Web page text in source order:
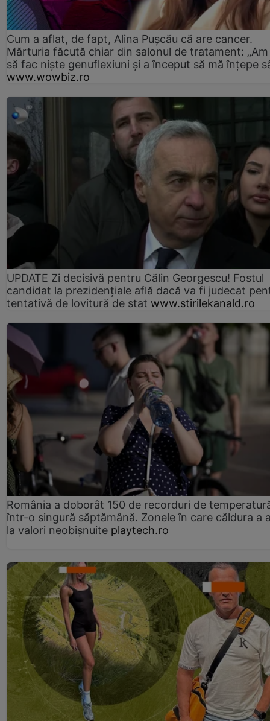
Cum a aflat, de fapt, Alina Pușcău că are cancer.
Mărturia făcută chiar din salonul de tratament:
să fac niște genuflexiuni și a început să mă înțepe
www.wowbiz.ro
UPDATE Zi decisivă pentru Călin Georgescu! Fostul
candidat la prezidențiale află dacă va fi judecat
tentativă de lovitură de stat www.stirilekanald.ro
România a doborât 150 de recorduri de
într-o singură săptămână. Zonele în care căldura a
la valori neobișnuite playtech.ro